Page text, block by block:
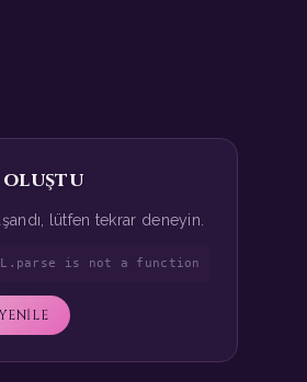
oluştu
lütfen tekrar deneyin.
is not a function